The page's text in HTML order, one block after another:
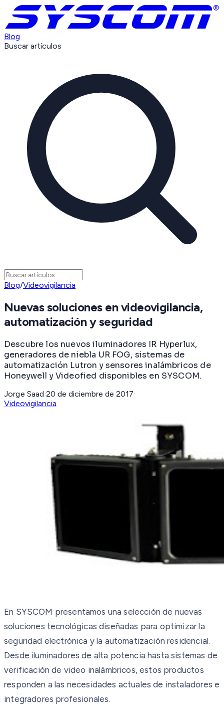
Blog
Buscar artículos
Blog/Videovigilancia
Nuevas soluciones en videovigilancia,
automatización y seguridad
Descubre los nuevos iluminadores IR Hyperlux,
generadores de niebla UR FOG, sistemas de
automatización Lutron y sensores inalámbricos de
Honeywell y Videofied disponibles en SYSCOM.
Jorge Saad·20 de diciembre de 2017·
Videovigilancia
En SYSCOM presentamos una selección de nuevas
soluciones tecnológicas diseñadas para optimizar la
seguridad electrónica y la automatización residencial.
Desde iluminadores de alta potencia hasta sistemas de
verificación de video inalámbricos, estos productos
responden a las necesidades actuales de instaladores e
integradores profesionales.